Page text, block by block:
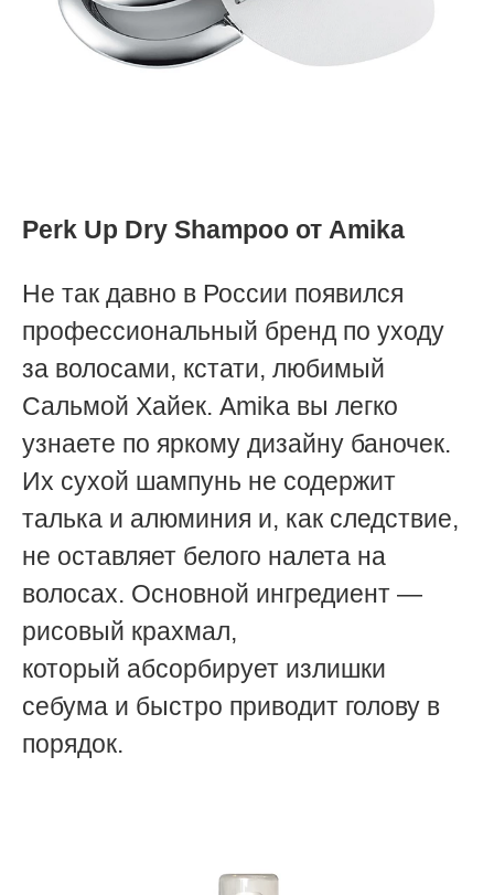
Perk Up Dry Shampoo от Amika
Не так давно в России появился
профессиональный бренд по уходу
за волосами, кстати, любимый
Сальмой Хайек. Amika вы легко
узнаете по яркому дизайну баночек.
Их сухой шампунь не содержит
талька и алюминия и, как следствие,
не оставляет белого налета на
волосах. Основной ингредиент —
рисовый крахмал,
который абсорбирует излишки
себума и быстро приводит голову в
порядок.